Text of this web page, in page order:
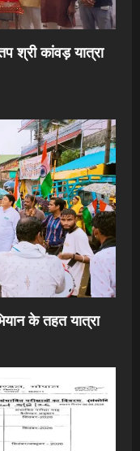
श्री कांवड़ यात्रा
के तहत यात्रा